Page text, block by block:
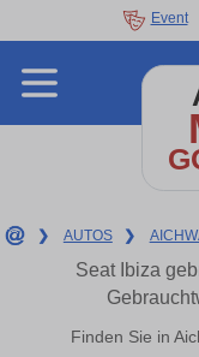
Event
❯ AUTOS ❯
Seat Ibiza
Finden Sie in